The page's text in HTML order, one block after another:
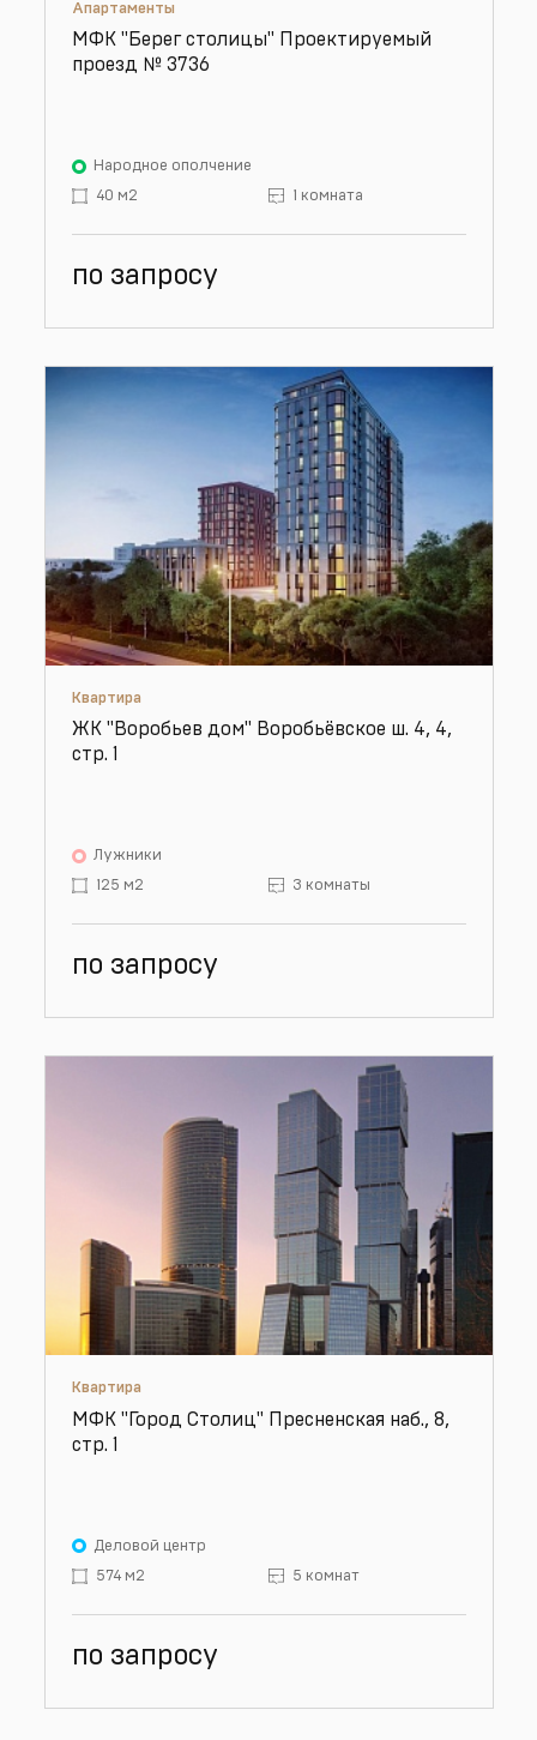
Апартаменты
МФК "Берег столицы" Проектируемый
проезд № 3736
Народное ополчение
40 м2
1 комната
по запросу
Квартира
ЖК "Воробьев дом" Воробьёвское ш. 4, 4,
стр. 1
Лужники
125 м2
3 комнаты
по запросу
Квартира
МФК "Город Столиц" Пресненская наб., 8,
стр. 1
Деловой центр
574 м2
5 комнат
по запросу